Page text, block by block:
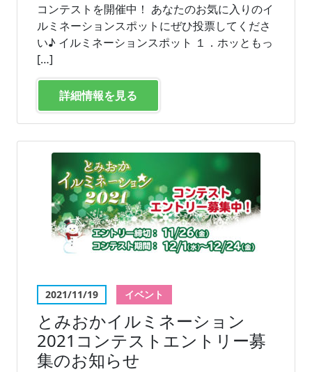
コンテストを開催中！ あなたのお気に入りのイ
ルミネーションスポットにぜひ投票してくださ
い♪ イルミネーションスポット １．ホッともっ
[…]
詳細情報を見る
2021/11/19 イベント
とみおかイルミネーション
2021コンテストエントリー募
集のお知らせ